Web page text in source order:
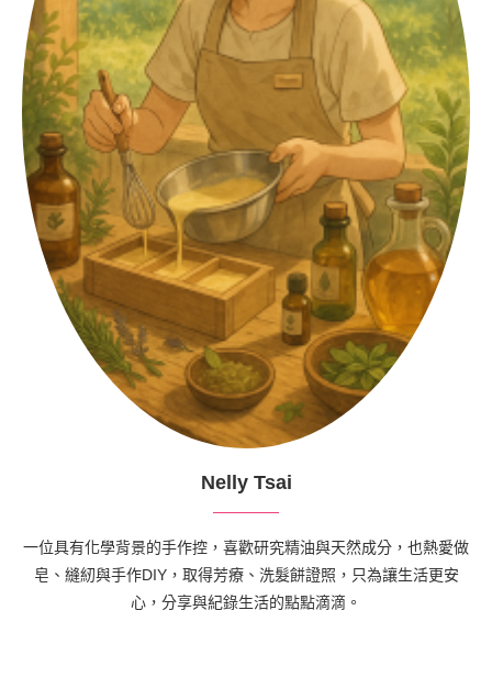
Nelly Tsai
一位具有化學背景的手作控，喜歡研究精油與天然成分，也熱愛做
皂、縫紉與手作DIY，取得芳療、洗髮餅證照，只為讓生活更安
心，分享與紀錄生活的點點滴滴。